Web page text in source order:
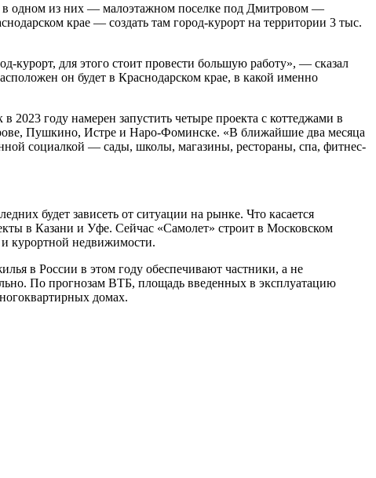
в одном из них — малоэтажном поселке под Дмитровом —
крае — создать там город-курорт на территории 3 тыс.
курорт, для этого стоит провести большую работу», — сказал
он будет в Краснодарском крае, в какой именно
году намерен запустить четыре проекта с коттеджами в
Пушкино, Истре и Наро-Фоминске. «В ближайшие два месяца
социалкой — сады, школы, магазины, рестораны, спа, фитнес-
будет зависеть от ситуации на рынке. Что касается
в Казани и Уфе. Сейчас «Самолет» строит в Московском
курортной недвижимости.
в России в этом году обеспечивают частники, а не
По прогнозам ВТБ, площадь введенных в эксплуатацию
домах.